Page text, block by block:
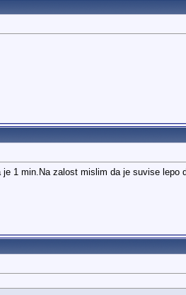
1 min.Na zalost mislim da je suvise lepo